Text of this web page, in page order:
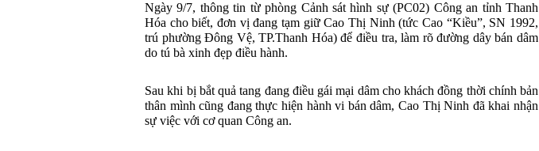
Ngày 9/7, thông tin từ phòng Cảnh sát hình sự (PC02) Công an tỉnh Thanh
Hóa cho biết, đơn vị đang tạm giữ Cao Thị Ninh (tức Cao “Kiều”, SN 1992,
trú phường Đông Vệ, TP.Thanh Hóa) để điều tra, làm rõ đường dây bán dâm
do tú bà xinh đẹp điều hành.
Sau khi bị bắt quả tang đang điều gái mại dâm cho khách đồng thời chính bản
thân mình cũng đang thực hiện hành vi bán dâm, Cao Thị Ninh đã khai nhận
sự việc với cơ quan Công an.